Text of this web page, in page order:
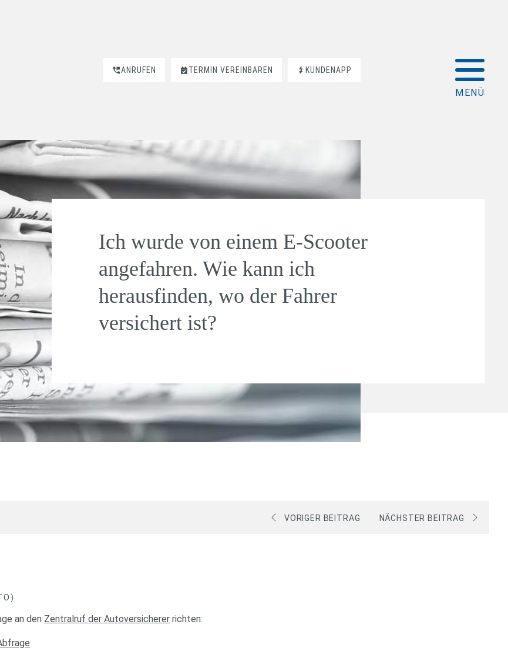
ANRUFEN TERMIN VEREINBAREN KUNDENAPP
Ich wurde von einem E-Scooter
angefahren. Wie kann ich
herausfinden, wo der Fahrer
versichert ist?
VORIGER BEITRAG NÄCHSTER BEITRAG
an den Zentralruf der Autoversicherer richten: